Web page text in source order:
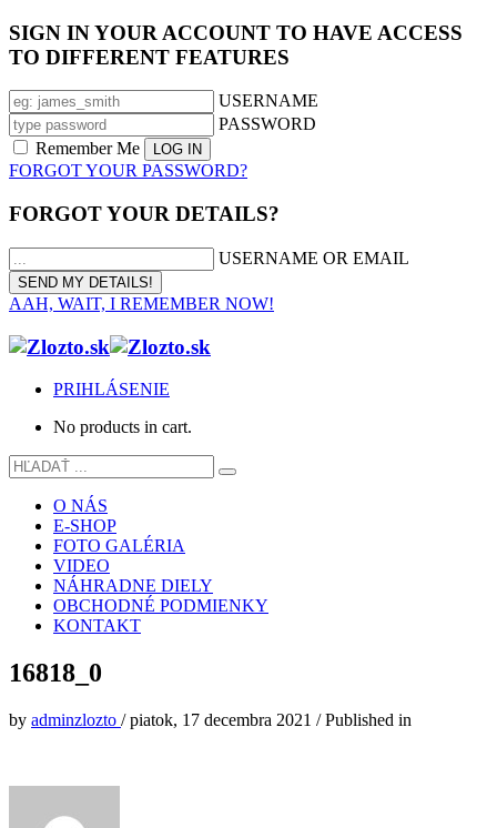
SIGN IN YOUR ACCOUNT TO HAVE ACCESS
TO DIFFERENT FEATURES
USERNAME
PASSWORD
Remember Me
FORGOT YOUR PASSWORD?
FORGOT YOUR DETAILS?
USERNAME OR EMAIL
AAH, WAIT, I REMEMBER NOW!
PRIHLÁSENIE
No products in cart.
O NÁS
E-SHOP
FOTO GALÉRIA
VIDEO
NÁHRADNE DIELY
OBCHODNÉ PODMIENKY
KONTAKT
16818_0
by adminzlozto /piatok, 17 decembra 2021 /Published in